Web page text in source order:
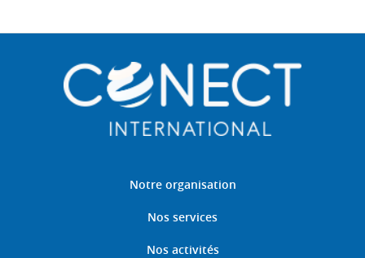
Notre organisation
Nos services
Nos activités